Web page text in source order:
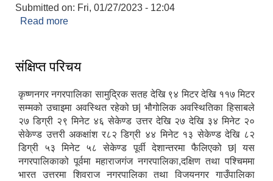
Submitted on: Fri, 01/27/2023 - 12:04
Read more
संक्षिप्त परिचय
कृष्णनगर नगरपालिका सामुद्रिक सतह देखि ९४ मिटर देखि ११७ मिटर
सम्मको उचाइमा अवस्थित रहेको छ| भौगोलिक अवस्थितिका हिसाबले
२७ डिग्री २९ मिनेट ४६ सेकेण्ड उत्तर देखि २७ देखि ३४ मिनेट २०
सेकेण्ड उत्तरी अकक्षांश र८२ डिग्री ४४ मिनेट १३ सेकेण्ड देखि ८२
डिग्री ५३ मिनेट ५८ सेकेण्ड पूर्वी देशान्तरमा फैलिएको छ| यस
नगरपालिकाको पूर्वमा महाराजगंज नगरपालिका,दक्षिण तथा पश्चिममा
भारत उत्तरमा शिवराज नगरपालिका तथा विजयनगर गाउँपालिका